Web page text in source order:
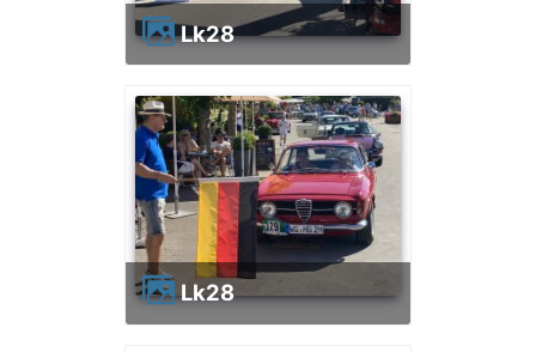
lk28
lk28